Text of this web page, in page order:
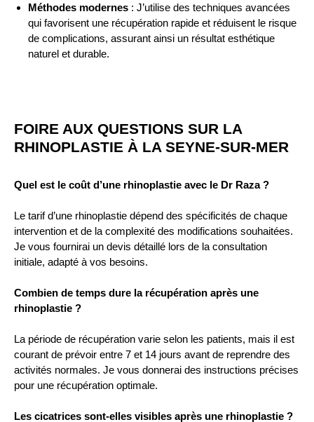
Méthodes modernes : J’utilise des techniques avancées
qui favorisent une récupération rapide et réduisent le risque
de complications, assurant ainsi un résultat esthétique
naturel et durable.
FOIRE AUX QUESTIONS SUR LA
RHINOPLASTIE À LA SEYNE-SUR-MER
Quel est le coût d’une rhinoplastie avec le Dr Raza ?
Le tarif d’une rhinoplastie dépend des spécificités de chaque
intervention et de la complexité des modifications souhaitées.
Je vous fournirai un devis détaillé lors de la consultation
initiale, adapté à vos besoins.
Combien de temps dure la récupération après une
rhinoplastie ?
La période de récupération varie selon les patients, mais il est
courant de prévoir entre 7 et 14 jours avant de reprendre des
activités normales. Je vous donnerai des instructions précises
pour une récupération optimale.
Les cicatrices sont-elles visibles après une rhinoplastie ?